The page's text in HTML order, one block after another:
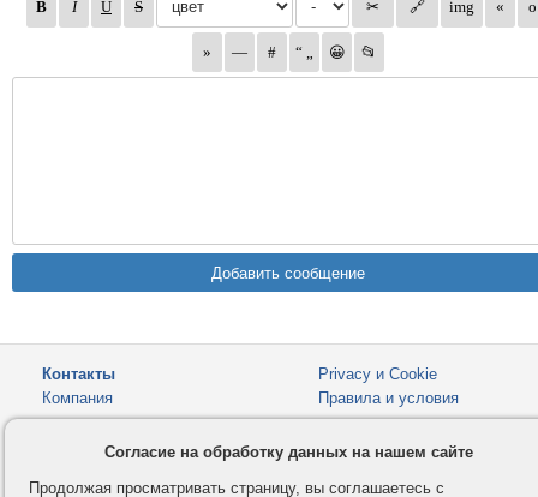
Контакты
Компания
Privacy и Cookie
Правила и условия
Как оплатить
Форумы
© 2008-2026VMESTE.EU- Все права защищены.
Согласие на обработку данных на нашем сайте
Продолжая просматривать страницу, вы соглашаетесь с